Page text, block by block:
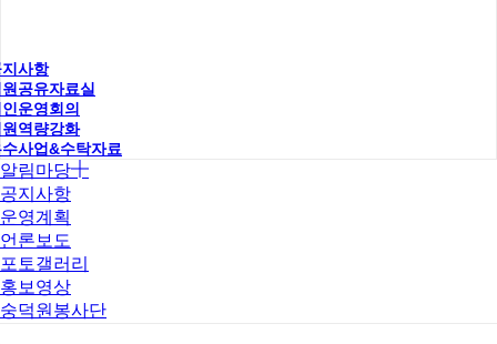
사항
공유자료실
운영회의
역량강화
사업&수탁자료
알림마당
공지사항
운영계획
언론보도
포토갤러리
홍보영상
숭덕원봉사단